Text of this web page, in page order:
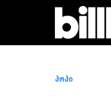
პოპი